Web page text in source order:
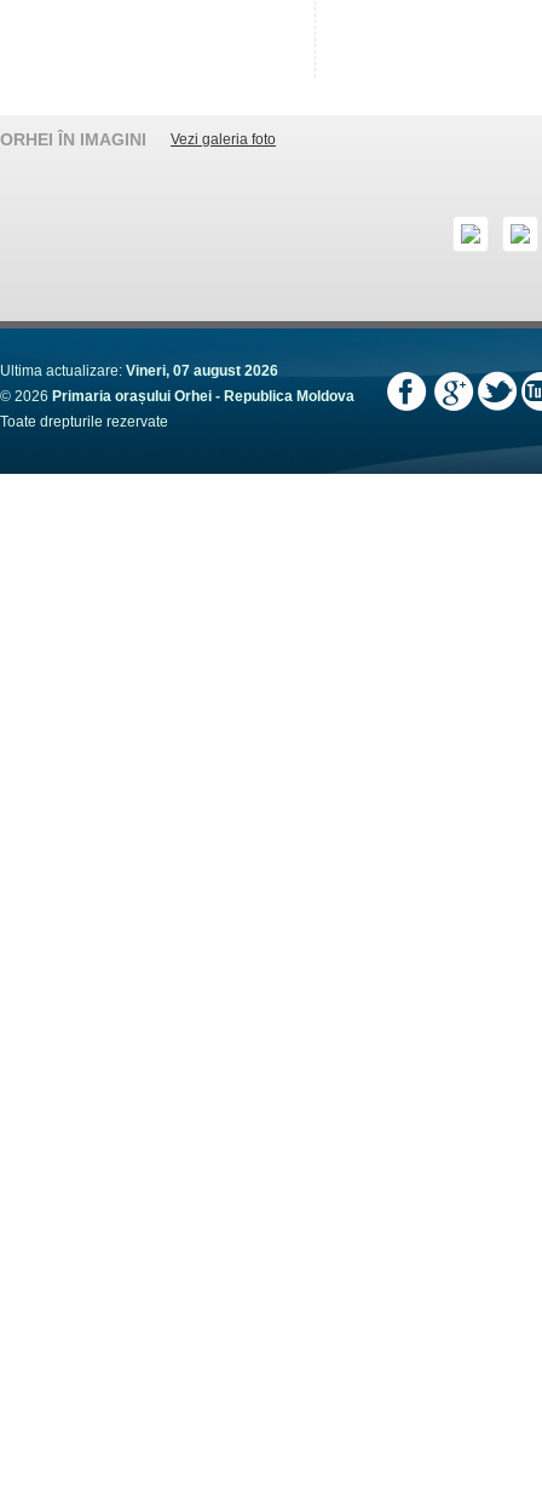
ORHEI ÎN IMAGINI Vezi galeria foto
Ultima actualizare: Vineri, 07 august 2026
© 2026 Primaria orașului Orhei - Republica Moldova
Toate drepturile rezervate